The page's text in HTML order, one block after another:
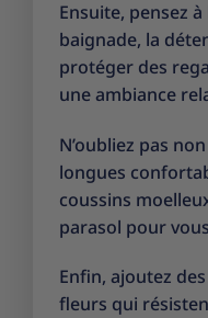
Ensuite, pensez
baignade, la
protéger des
une ambiance
N’oubliez pas
longues
coussins
parasol pour
Enfin, ajoutez
fleurs qui